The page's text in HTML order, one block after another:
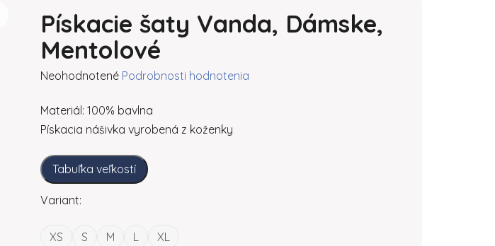
Pískacie šaty Vanda, Dámske,
Mentolové
Priemerné hodnotenie produktu je 0,0 z 5 hviezdičiek.
Neohodnotené Podrobnosti hodnotenia
Materiál: 100% bavlna
Pískacia nášivka vyrobená z koženky
Tabuľka veľkostí
Variant:
XS S M L XL